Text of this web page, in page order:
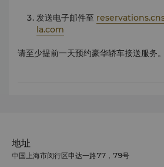
发送电子邮件至
la.com
请至少提前一天预约豪华轿车接送服务。
地址
中国上海市闵行区申达一路77，79号